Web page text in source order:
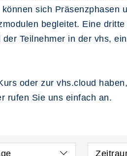
sich Präsenzphasen
begleitet. Eine
Teilnehmer in der vhs,
oder zur vhs.cloud
rufen Sie uns einfach an.